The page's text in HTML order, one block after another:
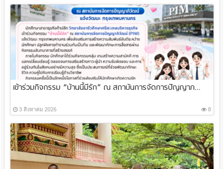
เข้าร่วมกิจกรรม “บ้านนี้มีรัก” ณ สถาบันการจัดการปัญญาภ...
3 สิงหาคม 2026 8